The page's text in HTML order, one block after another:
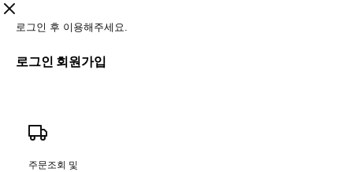
로그인 후 이용해주세요.
로그인 회원가입
주문조회 및